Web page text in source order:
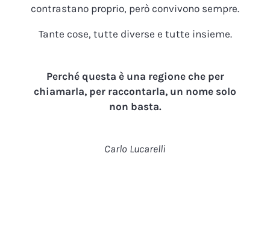
contrastano proprio, però convivono sempre.
Tante cose, tutte diverse e tutte insieme.
Perché questa è una regione che per
chiamarla, per raccontarla, un nome solo
non basta.
Carlo Lucarelli